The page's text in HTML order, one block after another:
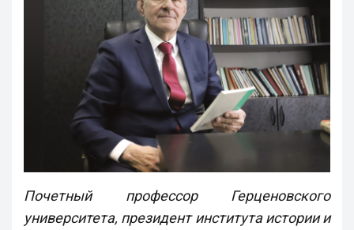
Почетный профессор Герценовского
университета, президент института истории и